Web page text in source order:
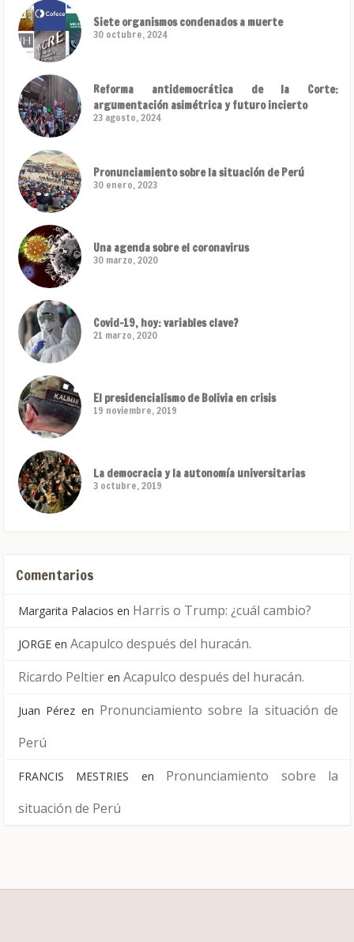
Siete organismos condenados a muerte
30 octubre, 2024
Reforma antidemocrática de la Corte:
argumentación asimétrica y futuro incierto
23 agosto, 2024
Pronunciamiento sobre la situación de Perú
30 enero, 2023
Una agenda sobre el coronavirus
30 marzo, 2020
Covid-19, hoy: variables clave?
21 marzo, 2020
El presidencialismo de Bolivia en crisis
19 noviembre, 2019
La democracia y la autonomía universitarias
3 octubre, 2019
Comentarios
Margarita Palacios en Harris o Trump: ¿cuál cambio?
JORGE en Acapulco después del huracán.
Ricardo Peltier en Acapulco después del huracán.
Juan Pérez en Pronunciamiento sobre la situación de
Perú
FRANCIS MESTRIES en Pronunciamiento sobre la
situación de Perú